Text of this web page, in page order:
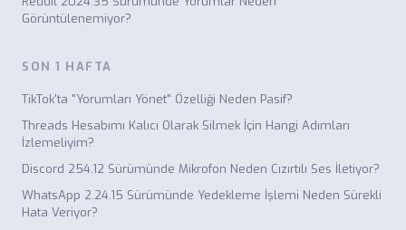
Görüntülenemiyor?
SON 1 HAFTA
TikTok'ta "Yorumları Yönet" Özelliği Neden Pasif?
Threads Hesabımı Kalıcı Olarak Silmek İçin Hangi Adımları
İzlemeliyim?
Discord 254.12 Sürümünde Mikrofon Neden Cızırtılı Ses İletiyor?
WhatsApp 2.24.15 Sürümünde Yedekleme İşlemi Neden Sürekli
Hata Veriyor?